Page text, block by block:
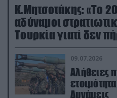
Κ.Μητσοτάκης: «Το
αδύναμοι
Τουρκία γιατί δεν
(βίντεο)
09.07.2026
Αλήθειες
Δυνάμεις